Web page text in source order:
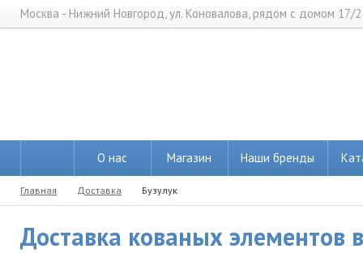
Москва - Нижний Новгород, ул. Коновалова, рядом с домом 17/2
О нас Магазин Наши бренды
Главная Доставка Бузулук
Доставка кованых элементов в